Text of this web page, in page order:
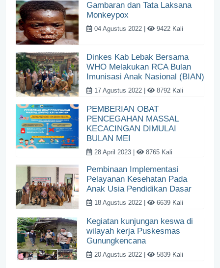
Gambaran dan Tata Laksana
Monkeypox
04 Agustus 2022 | 9422 Kali
Dinkes Kab Lebak Bersama
WHO Melakukan RCA Bulan
Imunisasi Anak Nasional (BIAN)
17 Agustus 2022 | 8792 Kali
PEMBERIAN OBAT
PENCEGAHAN MASSAL
KECACINGAN DIMULAI
BULAN MEI
28 April 2023 | 8765 Kali
Pembinaan Implementasi
Pelayanan Kesehatan Pada
Anak Usia Pendidikan Dasar
18 Agustus 2022 | 6639 Kali
Kegiatan kunjungan keswa di
wilayah kerja Puskesmas
Gunungkencana
20 Agustus 2022 | 5839 Kali